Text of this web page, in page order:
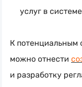
услуг в
К потенциальным
можно отнести
и разработку